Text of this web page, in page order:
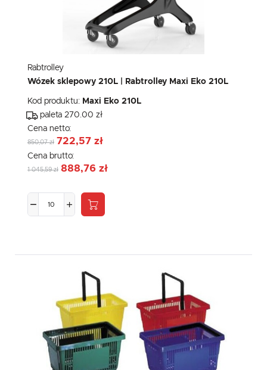
Rabtrolley
Wózek sklepowy 210L | Rabtrolley Maxi Eko 210L
Kod produktu: Maxi Eko 210L
paleta 270.00 zł
Cena netto:
850,07 zł 722,57 zł
Cena brutto:
1 045,59 zł 888,76 zł